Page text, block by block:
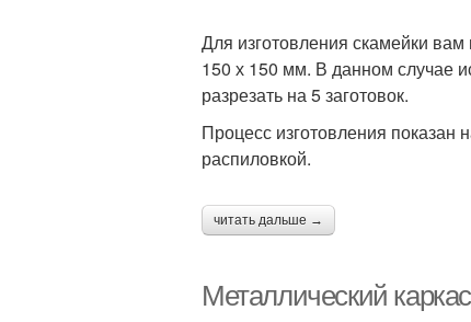
Для изготовления скамейки
150 х 150 мм. В данном случае
разрезать на 5 заготовок.
Процесс изготовления
распиловкой.
читать дальше →
Металлический